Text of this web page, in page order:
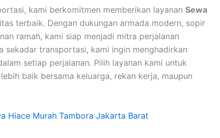
kami berkomitmen memberikan layanan Sewa
terbaik. Dengan dukungan armada modern, sopir
ramah, kami siap menjadi mitra perjalanan
sekadar transportasi, kami ingin menghadirkan
setiap perjalanan. Pilih layanan kami untuk
baik bersama keluarga, rekan kerja, maupun
Hiace Murah Tambora Jakarta Barat